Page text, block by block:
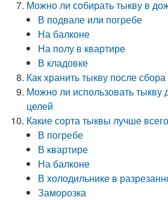
Можно ли собирать тыкву в
В подвале или погребе
На балконе
На полу в квартире
В кладовке
Как хранить тыкву после сбора
Можно ли использовать тыкву
целей
Какие сорта тыквы лучше
В погребе
В квартире
На балконе
В холодильнике в
Заморозка